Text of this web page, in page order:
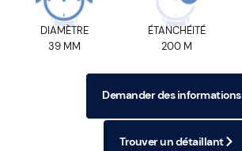
DIAMÈTRE
39 MM
ÉTANCHÉITÉ
200 M
Demander des informations
Trouver un détaillant